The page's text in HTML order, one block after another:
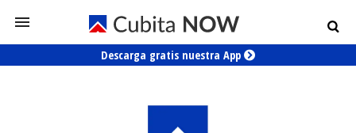
Descarga gratis nuestra App